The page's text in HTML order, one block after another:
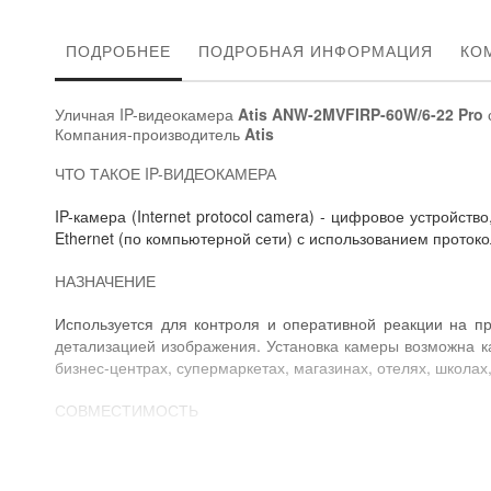
ПОДРОБНЕЕ ПОДРОБНАЯ ИНФОРМАЦИЯ
Уличная IP-видеокамера Atis ANW-2MVFIRP-60W/6-22 Pro
Компания-производитель Atis
ЧТО ТАКОЕ IP-ВИДЕОКАМЕРА
IP-камера (Internet protocol camera) - цифровое
Ethernet (по компьютерной сети) с использованием
НАЗНАЧЕНИЕ
Используется для контроля и оперативной реакции на
детализацией изображения. Установка камеры
бизнес-центрах, супермаркетах, магазинах, отелях,
СОВМЕСТИМОСТЬ
может